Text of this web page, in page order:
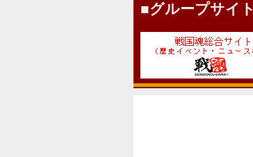
グループサイト